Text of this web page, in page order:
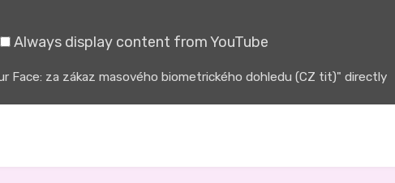
Always display content from YouTube
Face: za zákaz masového biometrického dohledu (CZ tit)" directly